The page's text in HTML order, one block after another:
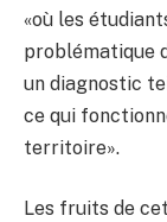
«où les
problématique
un diagnostic
ce qui
territoire».
Les fruits de